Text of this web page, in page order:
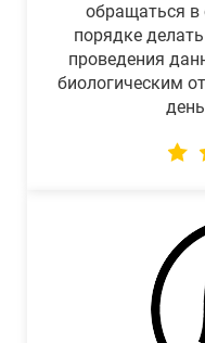
обращаться в
порядке
проведения
биологическим